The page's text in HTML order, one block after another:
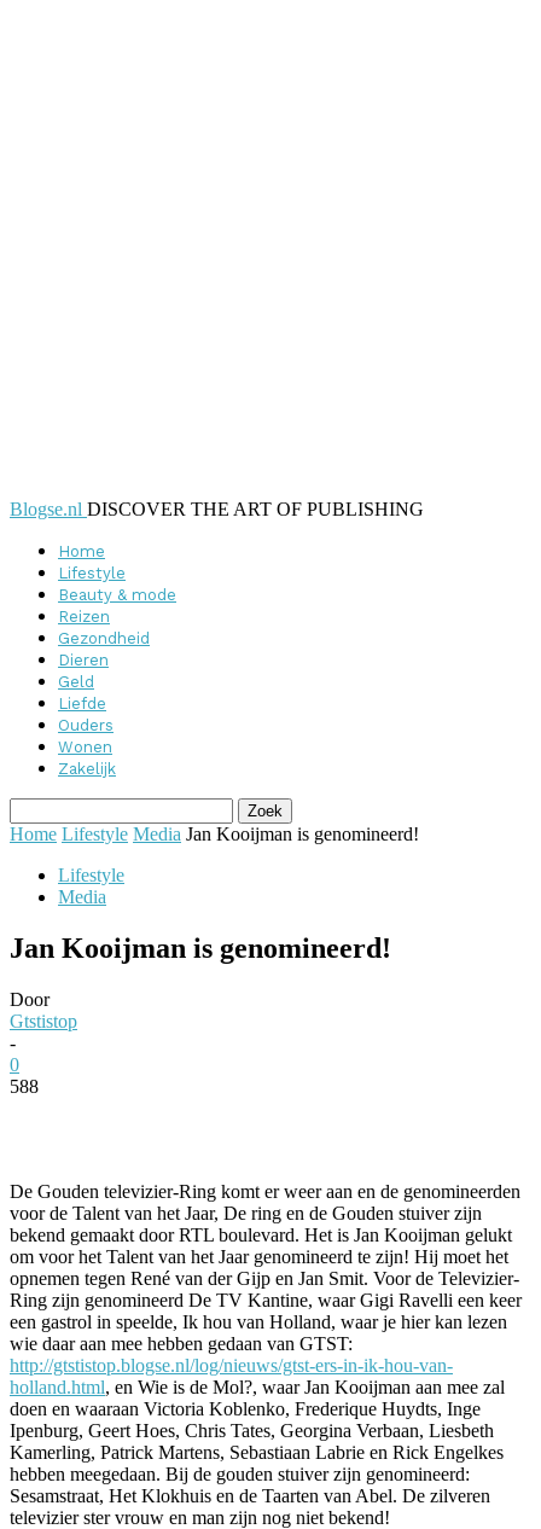
Blogse.nl DISCOVER THE ART OF PUBLISHING
Home
Lifestyle
Beauty & mode
Reizen
Gezondheid
Dieren
Geld
Liefde
Ouders
Wonen
Zakelijk
Home Lifestyle Media Jan Kooijman is genomineerd!
Lifestyle
Media
Jan Kooijman is genomineerd!
Door
Gtstistop
-
0
588
De Gouden televizier-Ring komt er weer aan en de genomineerden
voor de Talent van het Jaar, De ring en de Gouden stuiver zijn
bekend gemaakt door RTL boulevard. Het is Jan Kooijman gelukt
om voor het Talent van het Jaar genomineerd te zijn! Hij moet het
opnemen tegen René van der Gijp en Jan Smit. Voor de Televizier-
Ring zijn genomineerd De TV Kantine, waar Gigi Ravelli een keer
een gastrol in speelde, Ik hou van Holland, waar je hier kan lezen
wie daar aan mee hebben gedaan van GTST:
http://gtstistop.blogse.nl/log/nieuws/gtst-ers-in-ik-hou-van-
holland.html, en Wie is de Mol?, waar Jan Kooijman aan mee zal
doen en waaraan Victoria Koblenko, Frederique Huydts, Inge
Ipenburg, Geert Hoes, Chris Tates, Georgina Verbaan, Liesbeth
Kamerling, Patrick Martens, Sebastiaan Labrie en Rick Engelkes
hebben meegedaan. Bij de gouden stuiver zijn genomineerd:
Sesamstraat, Het Klokhuis en de Taarten van Abel. De zilveren
televizier ster vrouw en man zijn nog niet bekend!